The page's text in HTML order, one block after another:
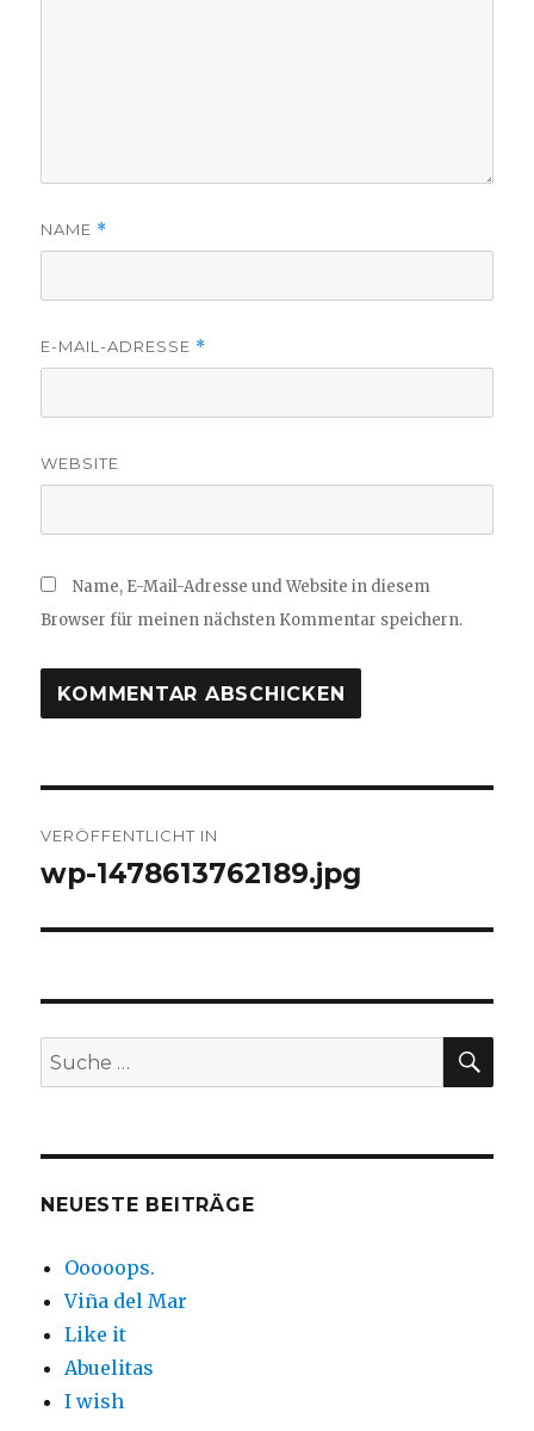
NAME *
E-MAIL-ADRESSE *
WEBSITE
Name, E-Mail-Adresse und Website in diesem
Browser für meinen nächsten Kommentar speichern.
VERÖFFENTLICHT IN
wp-1478613762189.jpg
Suche
nach:
NEUESTE BEITRÄGE
Ooooops.
Viña del Mar
Like it
Abuelitas
I wish